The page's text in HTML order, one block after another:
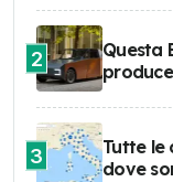
2
Questa
3
Tutte le
dove